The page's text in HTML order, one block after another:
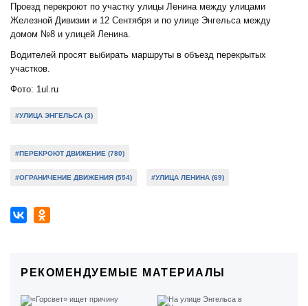
Проезд перекроют по участку улицы Ленина между улицами
Железной Дивизии и 12 Сентября и по улице Энгельса между
домом №8 и улицей Ленина.
Водителей просят выбирать маршруты в объезд перекрытых
участков.
Фото: 1ul.ru
#УЛИЦА ЭНГЕЛЬСА (3)
#ПЕРЕКРОЮТ ДВИЖЕНИЕ (780)
#ОГРАНИЧЕНИЕ ДВИЖЕНИЯ (554) #УЛИЦА ЛЕНИНА (69)
РЕКОМЕНДУЕМЫЕ МАТЕРИАЛЫ